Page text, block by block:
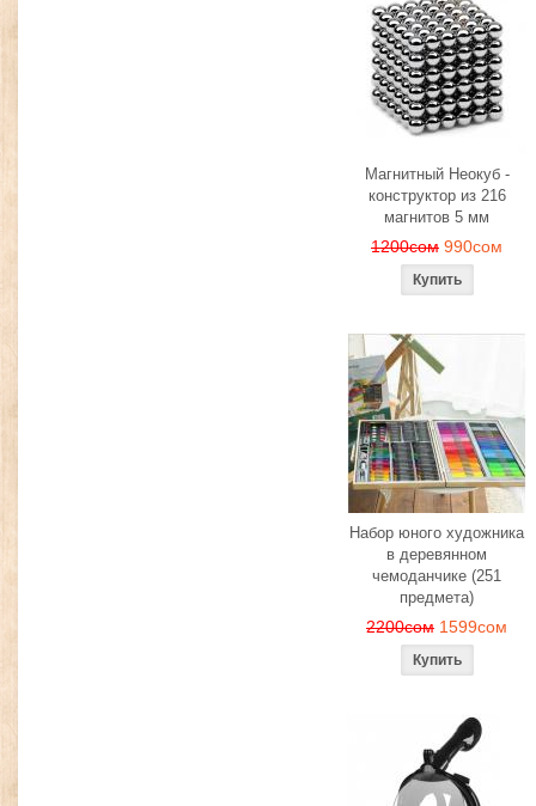
Магнитный Неокуб -
конструктор из 216
магнитов 5 мм
1200сом 990сом
Набор юного художника
в деревянном
чемоданчике (251
предмета)
2200сом 1599сом